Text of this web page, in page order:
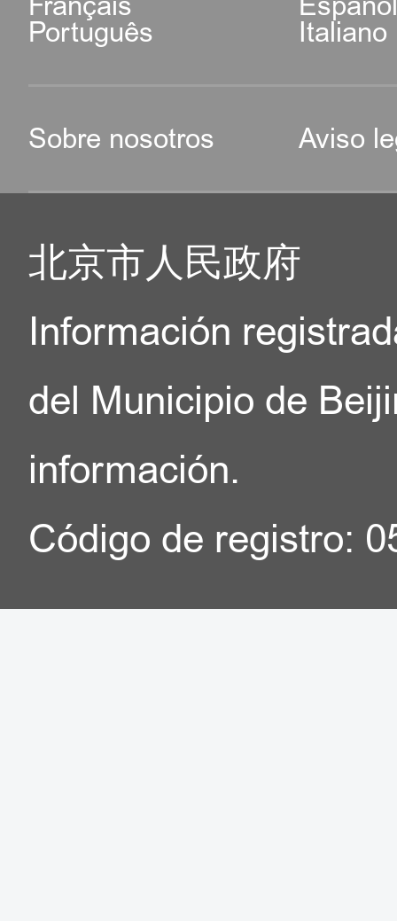
Português Italiano
Sobre nosotros Aviso
北京市人民政府
Información
del Municipio de
información.
Código de registro: